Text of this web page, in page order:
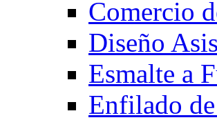
Comercio
Diseño
Esmalte a
Enfilado